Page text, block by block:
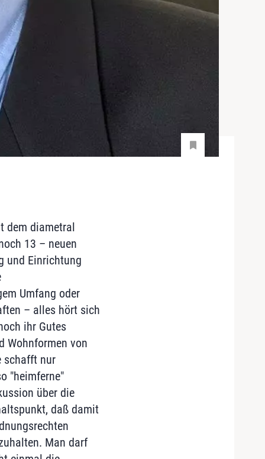
dem diametral
13 – neuen
und Einrichtung
Umfang oder
– alles hört sich
ihr Gutes
Wohnformen von
schafft nur
"heimferne"
über die
daß damit
Man darf